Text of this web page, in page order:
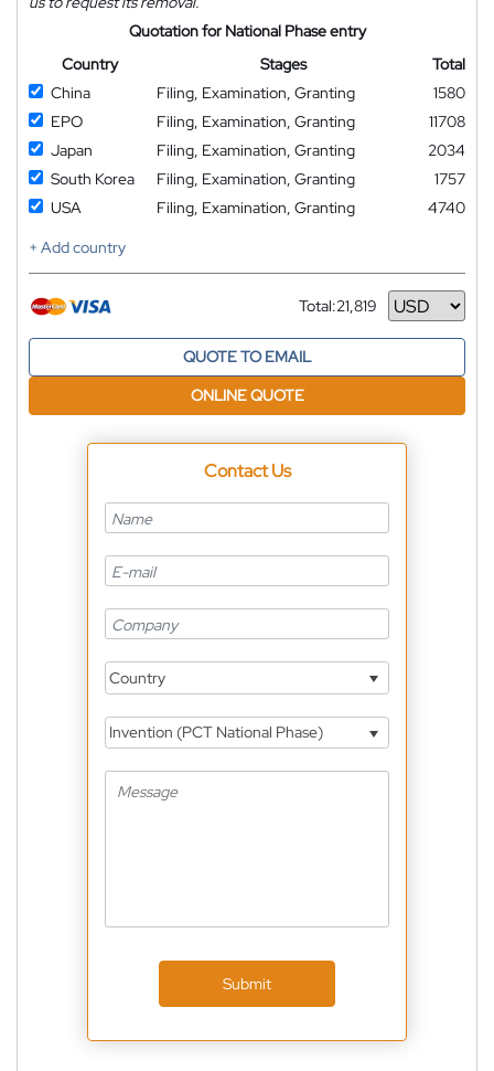
Quotation for National Phase entry
Country
Stages
Total
China
Filing, Examination, Granting
1580
EPO
Filing, Examination, Granting
11708
Japan
Filing, Examination, Granting
2034
South Korea
Filing, Examination, Granting
1757
USA
Filing, Examination, Granting
4740
+ Add country
Total:21,819
Currency
QUOTE TO EMAIL
ONLINE QUOTE
Contact Us
Country
Invention (PCT National Phase)
Submit